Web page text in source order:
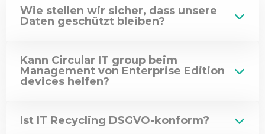
Circular
übernommen
Wie stellen wir sicher, dass unsere
Daten geschützt bleiben?
Kann Circular IT group beim
Management von Enterprise Edition
devices helfen?
Ist IT Recycling DSGVO-konform?